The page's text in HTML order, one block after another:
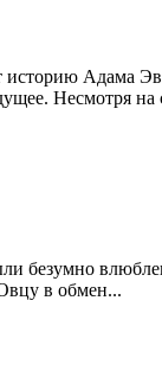
историю Адама
Несмотря
безумно
в обмен...